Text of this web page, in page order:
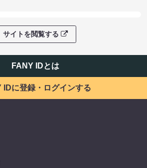
サイトを閲覧する
FANY IDとは
IDに登録・ログインする